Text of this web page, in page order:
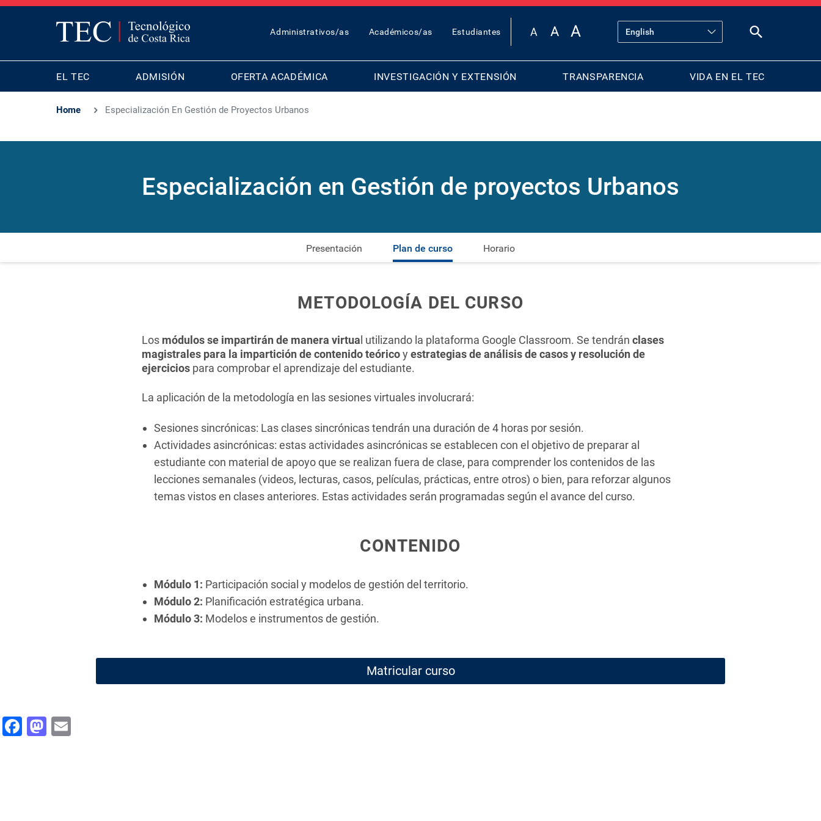
TOP
MENU
Administrativos/as Académicos/as Estudiantes
MAIN
NAVIGATION
EL TEC ADMISIÓN OFERTA ACADÉMICA INVESTIGACIÓN Y EXTENSIÓN TRANSPARENCIA VIDA EN EL TEC
Home Especialización En Gestión de Proyectos Urbanos
Especialización en Gestión de proyectos Urbanos
Presentación Plan de curso Horario
METODOLOGÍA DEL CURSO
Los módulos se impartirán de manera virtua l utilizando la plataforma Google Classroom. Se tendrán clases
magistrales para la impartición de contenido teóricoy estrategias de análisis de casos y resolución de
ejercicios para comprobar el aprendizaje del estudiante.
La aplicación de la metodología en las sesiones virtuales involucrará:
Sesiones sincrónicas: Las clases sincrónicas tendrán una duración de 4 horas por sesión.
Actividades asincrónicas: estas actividades asincrónicas se establecen con el objetivo de preparar al
estudiante con material de apoyo que se realizan fuera de clase, para comprender los contenidos de las
lecciones semanales (videos, lecturas, casos, películas, prácticas, entre otros) o bien, para reforzar algunos
temas vistos en clases anteriores. Estas actividades serán programadas según el avance del curso.
CONTENIDO
Módulo 1: Participación social y modelos de gestión del territorio.
Módulo 2: Planificación estratégica urbana.
Módulo 3: Modelos e instrumentos de gestión.
Matricular curso
Facebook
Mastodon